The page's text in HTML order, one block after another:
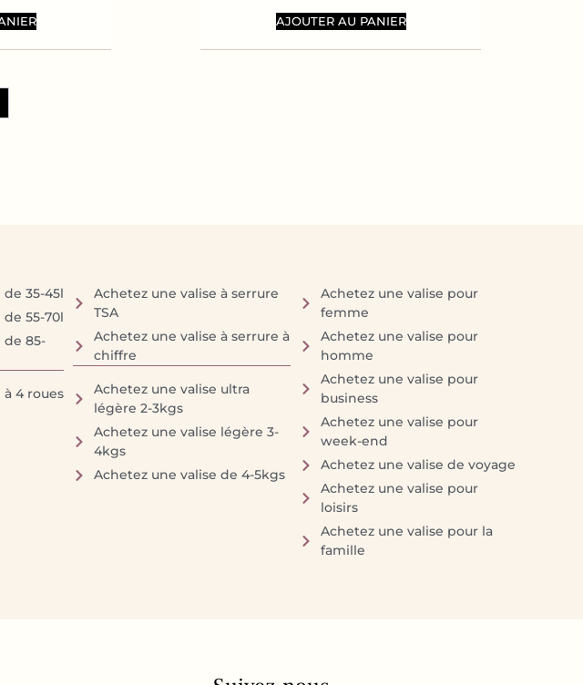
AJOUTER AU PANIER
35-45l
55-70l
de 85-
4 roues
Achetez une valise à serrure
TSA
Achetez une valise à serrure à
chiffre
Achetez une valise ultra
légère 2-3kgs
Achetez une valise légère 3-
4kgs
Achetez une valise de 4-5kgs
Achetez une valise pour
femme
Achetez une valise pour
homme
Achetez une valise pour
business
Achetez une valise pour
week-end
Achetez une valise de voyage
Achetez une valise pour
loisirs
Achetez une valise pour la
famille